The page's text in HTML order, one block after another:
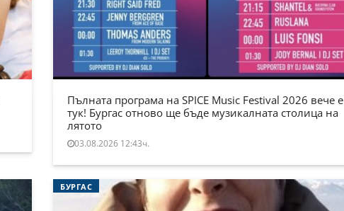
Пълната програма на SPICE Music Festival 2026 вече е
тук! Бургас отново ще бъде музикалната столица на
лятото
03.08.2026 12:43ч.
БУРГАС